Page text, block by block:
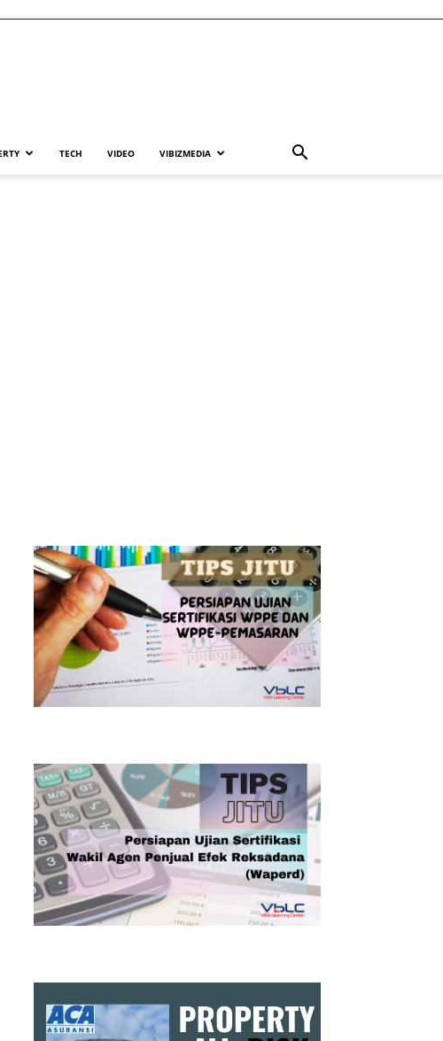
TECH VIDEO VIBIZMEDIA